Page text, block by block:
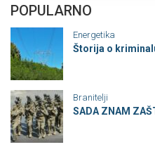
POPULARNO
Energetika
Štorija o
Branitelji
SADA ZNAM